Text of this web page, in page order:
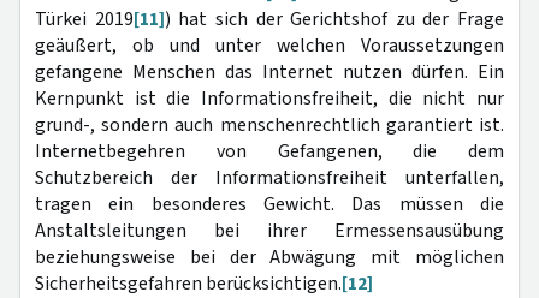
Türkei 2019[11]) hat sich der Gerichtshof zu der Frage
geäußert, ob und unter welchen Voraussetzungen
gefangene Menschen das Internet nutzen dürfen. Ein
Kernpunkt ist die Informationsfreiheit, die nicht nur
grund-, sondern auch menschenrechtlich garantiert ist.
Internetbegehren von Gefangenen, die dem
Schutzbereich der Informationsfreiheit unterfallen,
tragen ein besonderes Gewicht. Das müssen die
Anstaltsleitungen bei ihrer Ermessensausübung
beziehungsweise bei der Abwägung mit möglichen
Sicherheitsgefahren berücksichtigen.[12]